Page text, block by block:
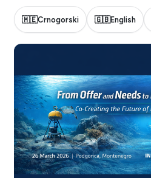
🇲🇪Crnogorski 🇬🇧English